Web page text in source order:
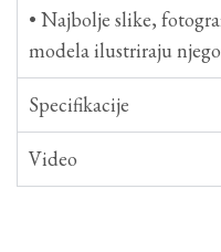
• Najbolje slike,
modela ilustriraju
Specifikacije
Video